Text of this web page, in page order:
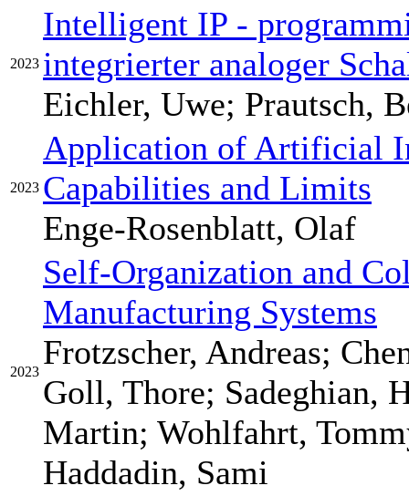
2023
Intelligent IP -
integrierter analoger
Eichler, Uwe; Prautsch,
2023
Application of Artificial
Capabilities and Limits
Enge-Rosenblatt, Olaf
2023
Self-Organization and
Manufacturing Systems
Frotzscher, Andreas;
Goll, Thore; Sadeghian,
Martin; Wohlfahrt,
Haddadin, Sami